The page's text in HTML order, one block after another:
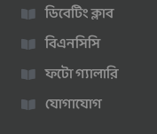
ডিবেটিং ক্লাব
বিএনসিসি
ফটো গ্যালারি
যোগাযোগ